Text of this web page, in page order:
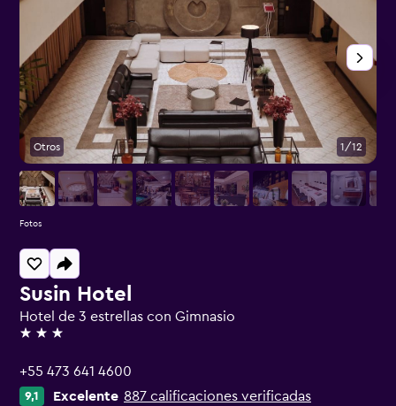
Susin Hotel
Hotel de 3 estrellas con Gimnasio
3 estrellas
+55 473 641 4600
9,1 Excelente 887 calificaciones verificadas
Otros 1/12
Fotos